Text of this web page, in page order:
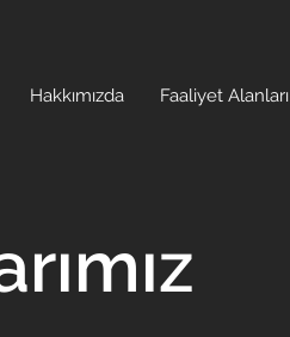
Hakkımızda Faaliyet Alanları